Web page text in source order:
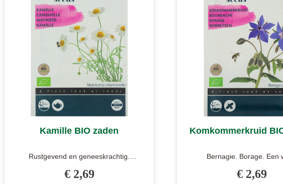
Kamille BIO zaden
Rustgevend en geneeskrachtig.
werking. De ..
€ 2,69
Komkommerkruid
Bernagie. Borage. Een
wordt ook wel be..
€ 2,69